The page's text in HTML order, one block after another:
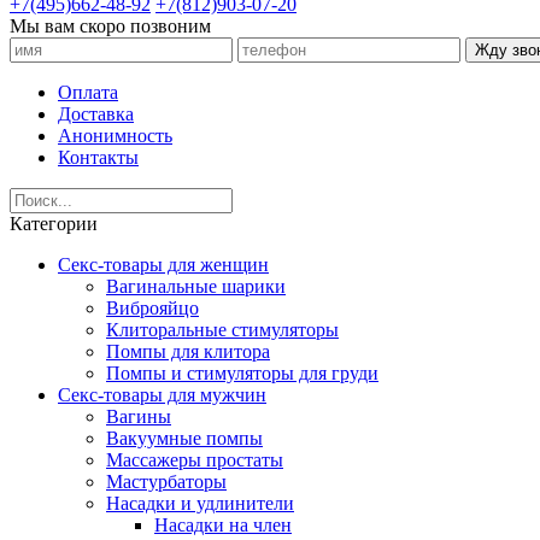
+7(495)662-48-92 +7(812)903-07-20
Мы вам скоро позвоним
Жду
Оплата
Доставка
Анонимность
Контакты
Категории
Секс-товары для женщин
Вагинальные шарики
Виброяйцо
Клиторальные стимуляторы
Помпы для клитора
Помпы и стимуляторы для груди
Секс-товары для мужчин
Вагины
Вакуумные помпы
Массажеры простаты
Мастурбаторы
Насадки и удлинители
Насадки на член